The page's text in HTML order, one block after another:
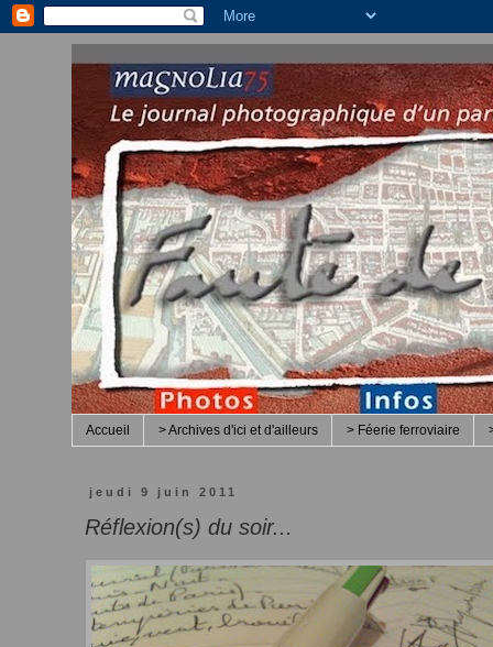
Accueil > Archives d'ici et d'ailleurs > Féerie ferroviaire
jeudi 9 juin 2011
Réflexion(s) du soir...